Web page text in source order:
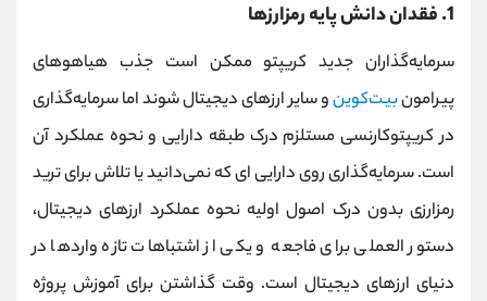
1. فقدان دانش پایه رمزارزها
سرمایه‌گذاران جدید کریپتو ممکن است جذب هیاهوهای
پیرامونبیت‌کوینو سایر ارزهای دیجیتال شوند اما سرمایه‌گذاری
در کریپتوکارنسی مستلزم درک طبقه دارایی و نحوه عملکرد آن
است. سرمایه‌گذاری روی دارایی‌ ای که نمی‌دانید یا تلاش برای ترید
رمزارزی بدون درک اصول اولیه نحوه عملکرد ارزهای دیجیتال،
دستور العملی برای فاجعه و یکی از اشتباهات تازه واردها در
دنیای ارزهای دیجیتال است. وقت گذاشتن برای آموزش پروژه